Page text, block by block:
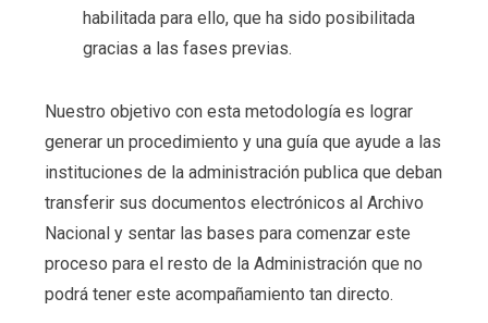
habilitada para ello, que ha sido posibilitada
gracias a las fases previas.
Nuestro objetivo con esta metodología es lograr
generar un procedimiento y una guía que ayude a las
instituciones de la administración publica que deban
transferir sus documentos electrónicos al Archivo
Nacional y sentar las bases para comenzar este
proceso para el resto de la Administración que no
podrá tener este acompañamiento tan directo.